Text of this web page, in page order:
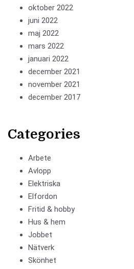
oktober 2022
juni 2022
maj 2022
mars 2022
januari 2022
december 2021
november 2021
december 2017
Categories
Arbete
Avlopp
Elektriska
Elfordon
Fritid & hobby
Hus & hem
Jobbet
Nätverk
Skönhet